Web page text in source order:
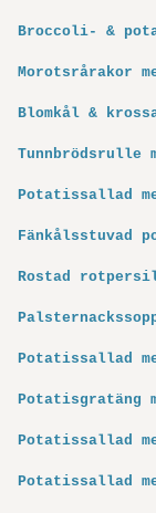
Broccoli- &
Morotsrårakor
Blomkål &
Tunnbrödsrulle
Potatissallad
Fänkålsstuvad
Rostad
Potatissallad
Potatisgratäng
Potatissallad
Potatissallad